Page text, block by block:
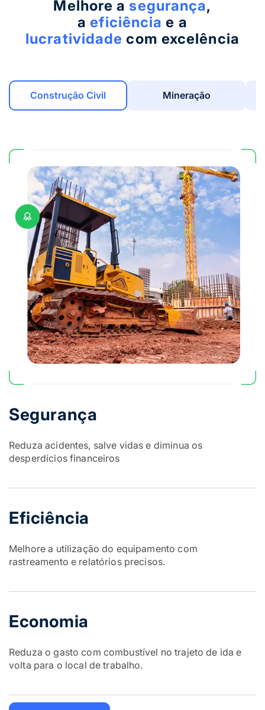
Melhore a segurança,
aeficiência e a
lucratividade com excelência
Construção Civil Mineração
Segurança
Reduza acidentes, salve vidas e diminua os
desperdícios financeiros
Eficiência
Melhore a utilização do equipamento com
rastreamento e relatórios precisos.
Economia
Reduza o gasto com combustível no trajeto de ida e
volta para o local de trabalho.